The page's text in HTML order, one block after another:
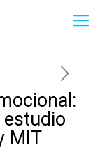
estudio
MIT